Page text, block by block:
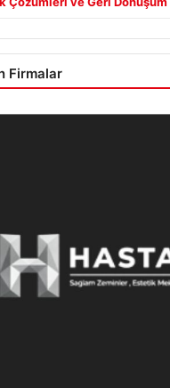
Firmalar